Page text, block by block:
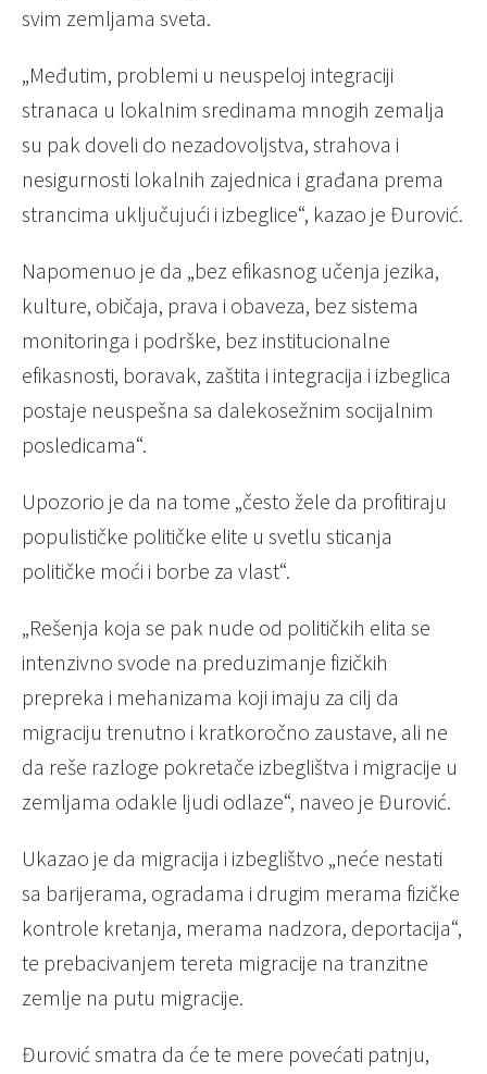
svim zemljama sveta.
„Međutim, problemi u neuspeloj integraciji
stranaca u lokalnim sredinama mnogih zemalja
su pak doveli do nezadovoljstva, strahova i
nesigurnosti lokalnih zajednica i građana prema
strancima uključujući i izbeglice“, kazao je Đurović.
Napomenuo je da „bez efikasnog učenja jezika,
kulture, običaja, prava i obaveza, bez sistema
monitoringa i podrške, bez institucionalne
efikasnosti, boravak, zaštita i integracija i izbeglica
postaje neuspešna sa dalekosežnim socijalnim
posledicama“.
Upozorio je da na tome „često žele da profitiraju
populističke političke elite u svetlu sticanja
političke moći i borbe za vlast“.
„Rešenja koja se pak nude od političkih elita se
intenzivno svode na preduzimanje fizičkih
prepreka i mehanizama koji imaju za cilj da
migraciju trenutno i kratkoročno zaustave, ali ne
da reše razloge pokretače izbeglištva i migracije u
zemljama odakle ljudi odlaze“, naveo je Đurović.
Ukazao je da migracija i izbeglištvo „neće nestati
sa barijerama, ogradama i drugim merama fizičke
kontrole kretanja, merama nadzora, deportacija“,
te prebacivanjem tereta migracije na tranzitne
zemlje na putu migracije.
Đurović smatra da će te mere povećati patnju,